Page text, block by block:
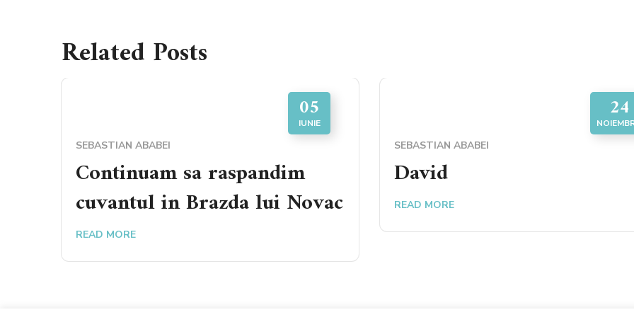
Related Posts
05
IUNIE
SEBASTIAN ABABEI
Continuam sa raspandim
cuvantul in Brazda lui Novac
READ MORE
24
SEBASTIAN ABABEI
David
READ MORE